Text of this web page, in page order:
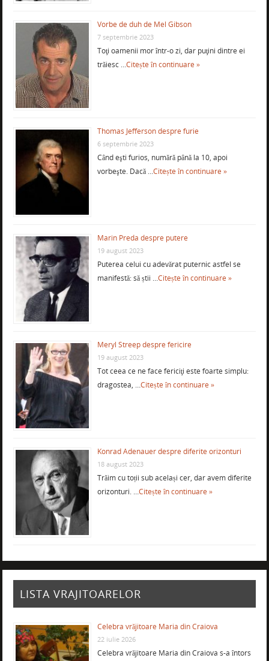
Vorbe de duh de Mel Gibson
7 septembrie 2023
Toţi oamenii mor într-o zi, dar puţini dintre ei
trăiesc …Citește în continuare »
Thomas Jefferson despre furie
6 septembrie 2023
Când eşti furios, numără până la 10, apoi
vorbeşte. Dacă …Citește în continuare »
Marin Preda despre putere
19 august 2023
Puterea celui cu adevărat puternic astfel se
manifestă: să știi …Citește în continuare »
Meryl Streep despre fericire
19 august 2023
Tot ceea ce ne face fericiţi este foarte simplu:
dragostea, …Citește în continuare »
Konrad Adenauer despre diferite orizonturi
18 august 2023
Trăim cu toții sub același cer, dar avem diferite
orizonturi. …Citește în continuare »
LISTA VRAJITOARELOR
Celebra vrăjitoare Maria din Craiova
22 iulie 2026
Celebra vrăjitoare Maria din Craiova s-a întors